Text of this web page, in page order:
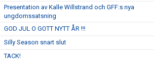
Presentation av Kalle Willstrand och GFF:s nya
ungdomssatsning
GOD JUL O GOTT NYTT ÅR !!!
Silly Season snart slut
TACK!